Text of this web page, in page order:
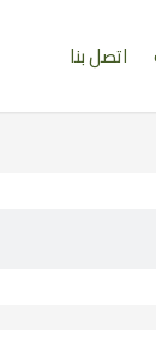
اتصل بنا